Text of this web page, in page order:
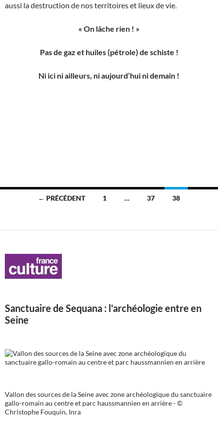
aussi la destruction de nos territoires et lieux de vie.
« On lâche rien ! »
Pas de gaz et huiles (pétrole) de schiste !
Ni ici ni ailleurs, ni aujourd’hui ni demain !
Navigation
articles
← PRÉCÉDENT 1 … 37 38
Sanctuaire de Sequana : l'archéologie entre en
Seine
Vallon des sources de la Seine avec zone archéologique du sanctuaire
gallo-romain au centre et parc haussmannien en arrière - ©
Christophe Fouquin, Inra